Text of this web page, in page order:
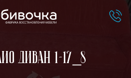
Диван 1-17_8